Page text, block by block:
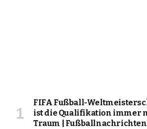
FIFA Fußball-
ist die Qualifikation immer
Traum | Fußballnachrichten